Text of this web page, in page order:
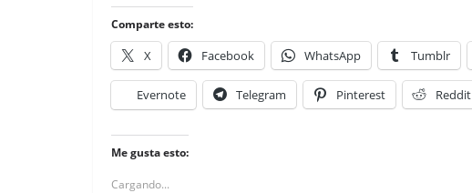
Comparte esto:
X Facebook WhatsApp Tumblr
Evernote Telegram Pinterest Reddit
Me gusta esto:
Cargando...